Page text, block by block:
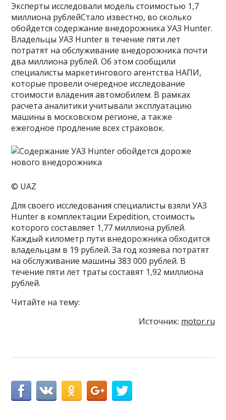
Эксперты исследовали модель стоимостью 1,7
миллиона рублейСтало известно, во сколько
обойдется содержание внедорожника УАЗ Hunter.
Владельцы УАЗ Hunter в течение пяти лет
потратят на обслуживание внедорожника почти
два миллиона рублей. Об этом сообщили
специалисты маркетингового агентства НАПИ,
которые провели очередное исследование
стоимости владения автомобилем. В рамках
расчета аналитики учитывали эксплуатацию
машины в московском регионе, а также
ежегодное продление всех страховок.
© UAZ
Для своего исследования специалисты взяли УАЗ
Hunter в комплектации Expedition, стоимость
которого составляет 1,77 миллиона рублей.
Каждый километр пути внедорожника обходится
владельцам в 19 рублей. За год хозяева потратят
на обслуживание машины 383 000 рублей. В
течение пяти лет траты составят 1,92 миллиона
рублей.
Читайте на тему:
Источник: motor.ru